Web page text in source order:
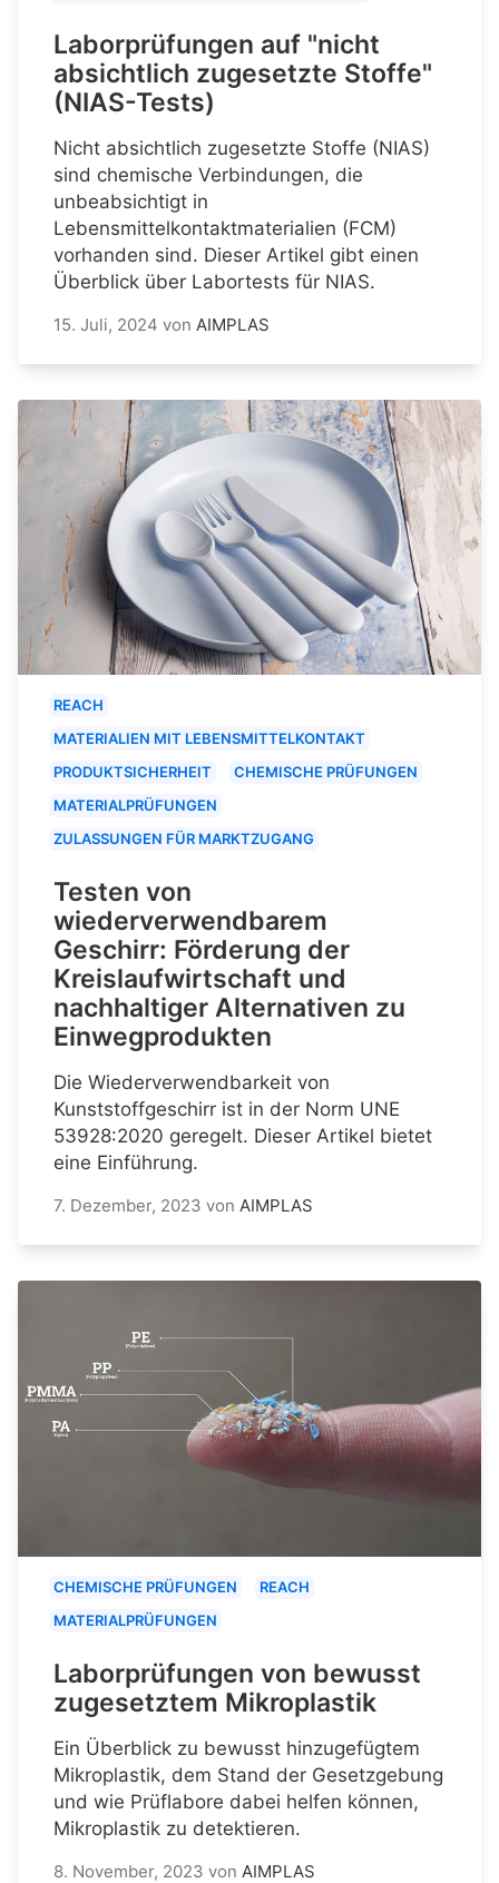
Laborprüfungen auf "nicht
absichtlich zugesetzte Stoffe"
(NIAS-Tests)
Nicht absichtlich zugesetzte Stoffe (NIAS)
sind chemische Verbindungen, die
unbeabsichtigt in
Lebensmittelkontaktmaterialien (FCM)
vorhanden sind. Dieser Artikel gibt einen
Überblick über Labortests für NIAS.
15. Juli, 2024 von AIMPLAS
REACH
MATERIALIEN MIT LEBENSMITTELKONTAKT
PRODUKTSICHERHEIT
CHEMISCHE PRÜFUNGEN
MATERIALPRÜFUNGEN
ZULASSUNGEN FÜR MARKTZUGANG
Testen von
wiederverwendbarem
Geschirr: Förderung der
Kreislaufwirtschaft und
nachhaltiger Alternativen zu
Einwegprodukten
Die Wiederverwendbarkeit von
Kunststoffgeschirr ist in der Norm UNE
53928:2020 geregelt. Dieser Artikel bietet
eine Einführung.
7. Dezember, 2023 von AIMPLAS
CHEMISCHE PRÜFUNGEN
REACH
MATERIALPRÜFUNGEN
Laborprüfungen von bewusst
zugesetztem Mikroplastik
Ein Überblick zu bewusst hinzugefügtem
Mikroplastik, dem Stand der Gesetzgebung
und wie Prüflabore dabei helfen können,
Mikroplastik zu detektieren.
8. November, 2023 von AIMPLAS